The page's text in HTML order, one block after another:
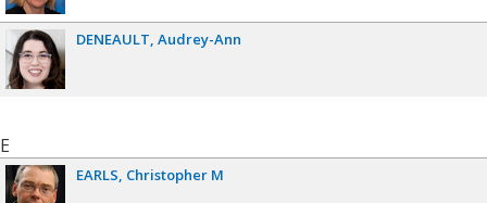
DENEAULT Audrey-Ann
E
EARLS Christopher M